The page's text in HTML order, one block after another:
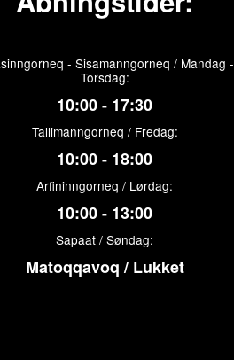
- Sisamanngorneq / Mandag -
Torsdag:
10:00 - 17:30
Tallimanngorneq / Fredag:
10:00 - 18:00
Arfininngorneq / Lørdag:
10:00 - 13:00
Sapaat / Søndag:
Matoqqavoq / Lukket